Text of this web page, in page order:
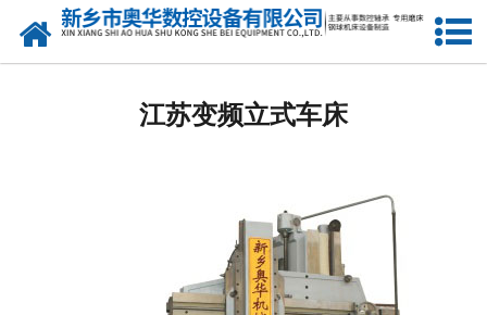
网站首页
江苏钢球光球机
江苏立式车床
江苏变频立式车床